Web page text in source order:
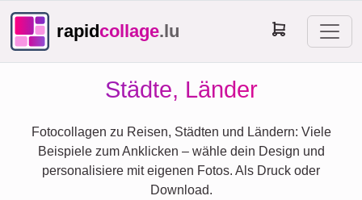
rapidcollage.lu
Städte, Länder
Fotocollagen zu Reisen, Städten und Ländern: Viele
Beispiele zum Anklicken – wähle dein Design und
personalisiere mit eigenen Fotos. Als Druck oder
Download.